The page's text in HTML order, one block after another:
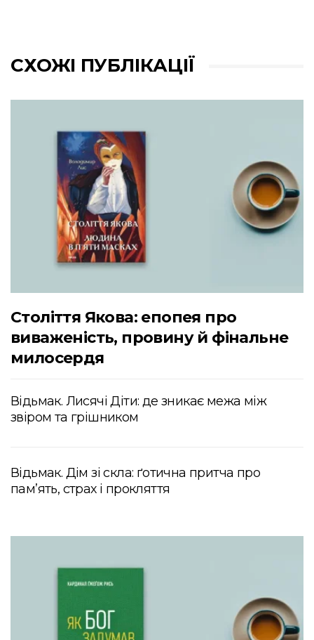
СХОЖІ ПУБЛІКАЦІЇ
Століття Якова: епопея про
виваженість, провину й фінальне
милосердя
Відьмак. Лисячі Діти: де зникає межа між
звіром та грішником
Відьмак. Дім зі скла: ґотична притча про
пам’ять, страх і прокляття